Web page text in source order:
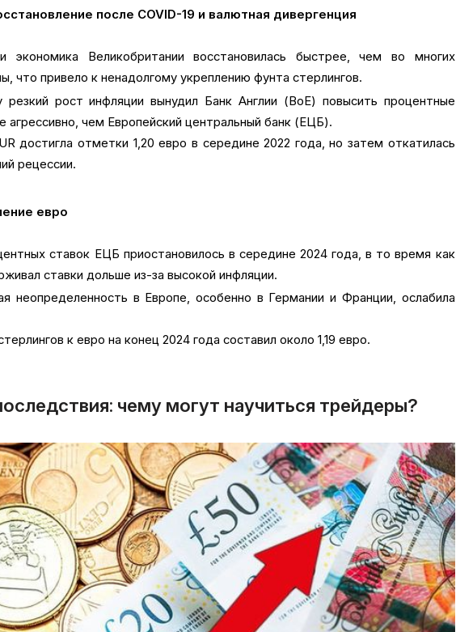
после COVID-19 и валютная дивергенция
экономика Великобритании восстановилась быстрее, чем во многих
что привело к ненадолгому укреплению фунта стерлингов.
резкий рост инфляции вынудил Банк Англии (BoE) повысить процентные
агрессивно, чем Европейский центральный банк (ЕЦБ).
достигла отметки 1,20 евро в середине 2022 года, но затем откатилась
рецессии.
евро
ставок ЕЦБ приостановилось в середине 2024 года, в то время как
ставки дольше из-за высокой инфляции.
неопределенность в Европе, особенно в Германии и Франции, ослабила
к евро на конец 2024 года составил около 1,19 евро.
чему могут научиться трейдеры?